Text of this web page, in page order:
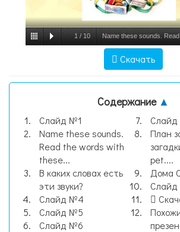
1 / 10 Name these sounds.
Скачать
Содержание ▲
Слайд №1
Name these sounds.
Read the words with
these...
В каких словах есть
эти звуки?
Слайд №4
Слайд №5
Слайд №6
План
pet....
Дома